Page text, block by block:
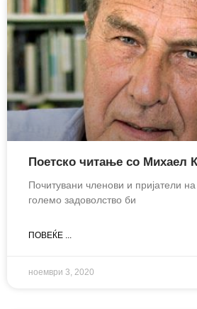
Поетско читање со Михаел
Почитувани членови и пријатели
големо задоволство би
ПОВЕЌЕ ...
ноември 3, 2020